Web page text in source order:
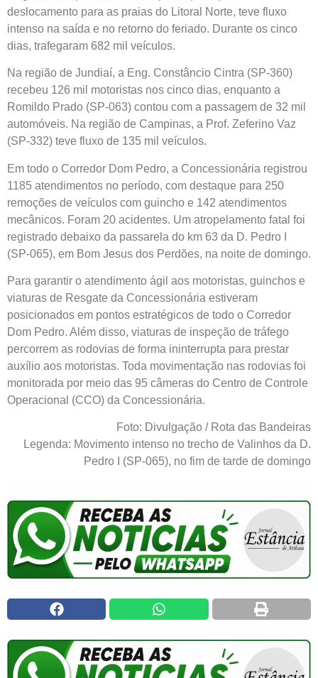
deslocamento para as praias do Litoral Norte, teve fluxo
intenso na saída e no retorno do feriado. Durante os cinco
dias, trafegaram 682 mil veículos.
Na região de Jundiaí, a Eng. Constâncio Cintra (SP-360)
recebeu 126 mil motoristas nos cinco dias, enquanto a
Romildo Prado (SP-063) contou com a passagem de 32 mil
automóveis. Na região de Campinas, a Prof. Zeferino Vaz
(SP-332) teve fluxo de 135 mil veículos.
Em todo o Corredor Dom Pedro, a Concessionária registrou
1185 atendimentos no período, com destaque para 250
remoções de veículos com guincho e 142 atendimentos
mecânicos. Foram 20 acidentes. Um atropelamento fatal foi
registrado debaixo da passarela do km 63 da D. Pedro I
(SP-065), em Bom Jesus dos Perdões, na noite de domingo.
Para garantir o atendimento ágil aos motoristas, guinchos e
viaturas de Resgate da Concessionária estiveram
posicionados em pontos estratégicos de todo o Corredor
Dom Pedro. Além disso, viaturas de inspeção de tráfego
percorrem as rodovias de forma ininterrupta para prestar
auxílio aos motoristas. Toda movimentação nas rodovias foi
monitorada por meio das 95 câmeras do Centro de Controle
Operacional (CCO) da Concessionária.
Foto: Divulgação / Rota das Bandeiras
Legenda: Movimento intenso no trecho de Valinhos da D.
Pedro I (SP-065), no fim de tarde de domingo